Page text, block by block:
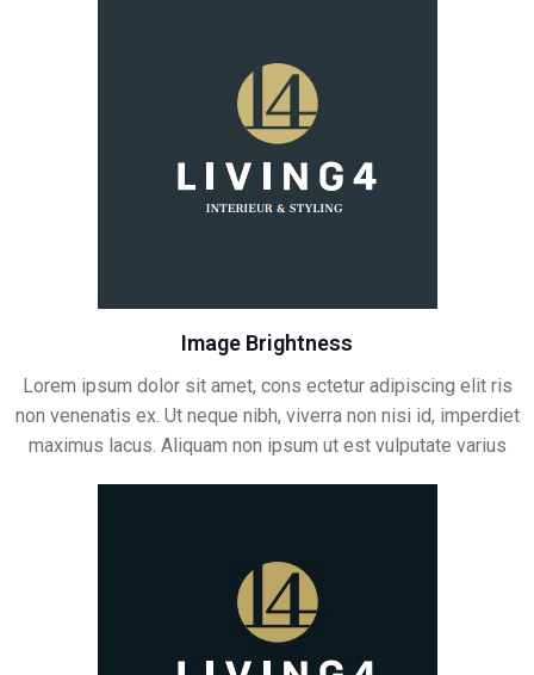
Image Brightness
Lorem ipsum dolor sit amet, cons ectetur adipiscing elit ris
non venenatis ex. Ut neque nibh, viverra non nisi id, imperdiet
maximus lacus. Aliquam non ipsum ut est vulputate varius